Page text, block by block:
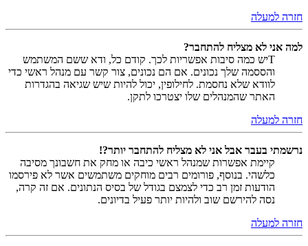
חזרה למעלה
למה אני לא מצליח להתחבר?
Tיש כמה סיבות אפשריות לכך. קודם כל, ודא ששם המשתמש
והססמה שלך נכונים. אם הם נכונים, צור קשר עם מנהל ראשי כדי
לוודא שלא נחסמת. לחילופין, יכול להיות שיש שגיאה בהגדרות
האתר שהמנהלים שלו יצטרכו לתקן.
חזרה למעלה
נרשמתי בעבר אבל אני לא מצליח להתחבר יותר?!
קיימת אפשרות שמנהל ראשי כיבה או מחק את חשבונך מסיבה
כלשהי. בנוסף, פורומים רבים מוחקים משתמשים אשר לא פירסמו
הודעות זמן רב כדי לצמצם בגודל של בסיס הנתונים. אם זה קרה,
נסה להירשם שוב ולהיות יותר פעיל בדיונים.
חזרה למעלה